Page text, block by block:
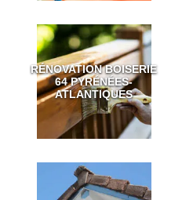
RÉNOVATION BOISERIE
64 PYRÉNÉES-
ATLANTIQUES